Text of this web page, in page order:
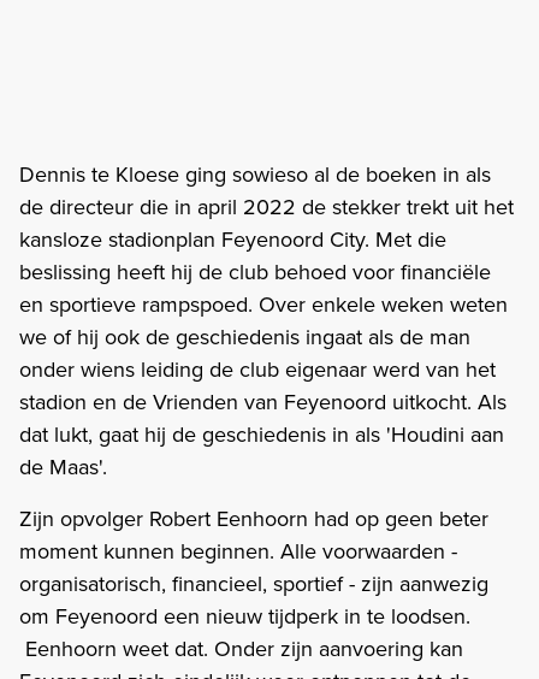
Dennis te Kloese ging sowieso al de boeken in als
de directeur die in april 2022 de stekker trekt uit het
kansloze stadionplan Feyenoord City. Met die
beslissing heeft hij de club behoed voor financiële
en sportieve rampspoed. Over enkele weken weten
we of hij ook de geschiedenis ingaat als de man
onder wiens leiding de club eigenaar werd van het
stadion en de Vrienden van Feyenoord uitkocht. Als
dat lukt, gaat hij de geschiedenis in als 'Houdini aan
de Maas'.
Zijn opvolger Robert Eenhoorn had op geen beter
moment kunnen beginnen. Alle voorwaarden -
organisatorisch, financieel, sportief - zijn aanwezig
om Feyenoord een nieuw tijdperk in te loodsen.
Eenhoorn weet dat. Onder zijn aanvoering kan